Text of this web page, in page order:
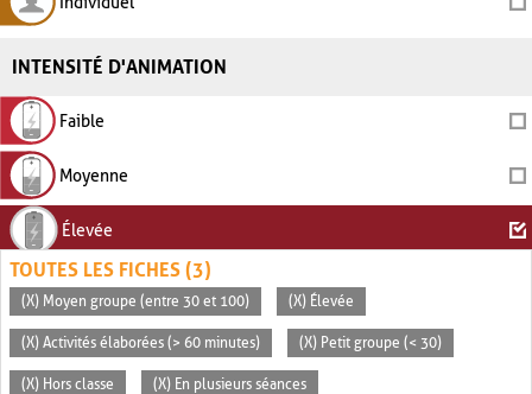
INTENSITÉ D'ANIMATION
Faible
Moyenne
Élevée
TOUTES LES FICHES (3)
(X) Moyen groupe (entre 30 et 100) (X) Élevée
(X) Activités élaborées (> 60 minutes) (X) Petit groupe (< 30)
(X) Hors classe (X) En plusieurs séances